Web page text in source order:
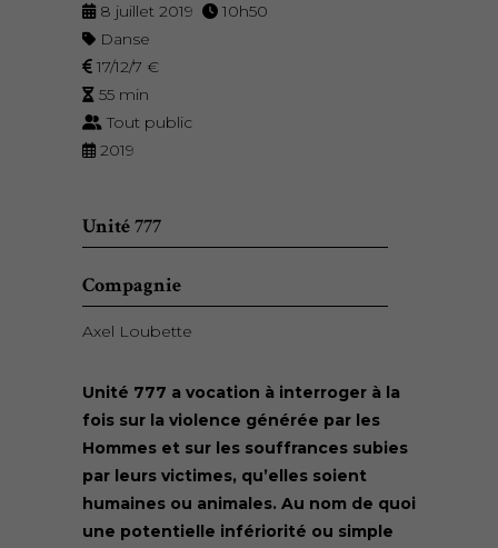
8 juillet 2019
10h50
Danse
17/12/7 €
55 min
Tout public
2019
Unité 777
Compagnie
Axel Loubette
Unité 777 a vocation à interroger à la
fois sur la violence générée par les
Hommes et sur les souffrances subies
par leurs victimes, qu’elles soient
humaines ou animales. Au nom de quoi
une potentielle infériorité ou simple